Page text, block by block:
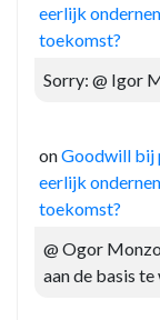
eerlijk
toekomst?
Sorry: @ Igor
onGoodwill bij
eerlijk
toekomst?
@ Ogor
aan de basis te